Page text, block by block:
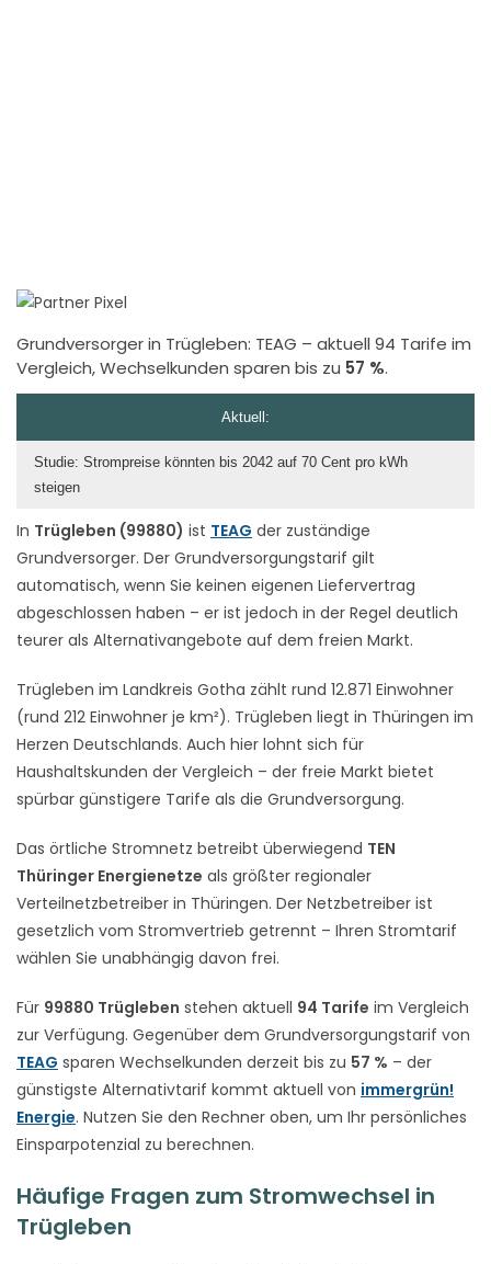
Grundversorger in Trügleben: TEAG – aktuell 94 Tarife im
Vergleich, Wechselkunden sparen bis zu 57 %.
In Trügleben (99880) ist TEAG der zuständige
Grundversorger. Der Grundversorgungstarif gilt
automatisch, wenn Sie keinen eigenen Liefervertrag
abgeschlossen haben – er ist jedoch in der Regel deutlich
teurer als Alternativangebote auf dem freien Markt.
Trügleben im Landkreis Gotha zählt rund 12.871 Einwohner
(rund 212 Einwohner je km²). Trügleben liegt in Thüringen im
Herzen Deutschlands. Auch hier lohnt sich für
Haushaltskunden der Vergleich – der freie Markt bietet
spürbar günstigere Tarife als die Grundversorgung.
Das örtliche Stromnetz betreibt überwiegend TEN
Thüringer Energienetze als größter regionaler
Verteilnetzbetreiber in Thüringen. Der Netzbetreiber ist
gesetzlich vom Stromvertrieb getrennt – Ihren Stromtarif
wählen Sie unabhängig davon frei.
Für 99880 Trügleben stehen aktuell 94 Tarife im Vergleich
zur Verfügung. Gegenüber dem Grundversorgungstarif von
TEAG sparen Wechselkunden derzeit bis zu 57 % – der
günstigste Alternativtarif kommt aktuell von immergrün!
Energie. Nutzen Sie den Rechner oben, um Ihr persönliches
Einsparpotenzial zu berechnen.
Häufige Fragen zum Stromwechsel in
Trügleben
Aktuell:
Studie: Strompreise könnten bis 2042 auf 70 Cent pro kWh
steigen